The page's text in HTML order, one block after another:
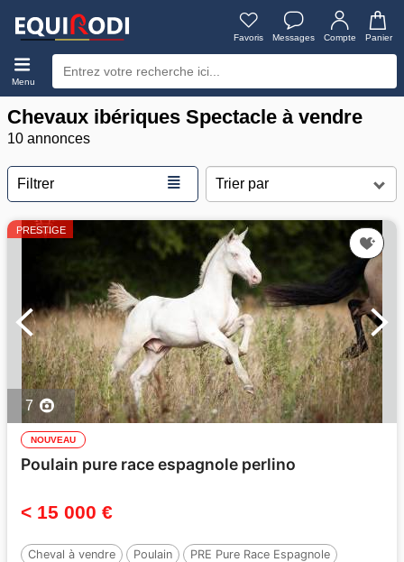
Favoris Messages Compte Panier
Menu
Chevaux ibériques Spectacle à vendre
10 annonces
Filtrer ≣
PRESTIGE
7
NOUVEAU
Poulain pure race espagnole perlino
< 15 000 €
Cheval à vendre Poulain
PRE Pure Race Espagnole